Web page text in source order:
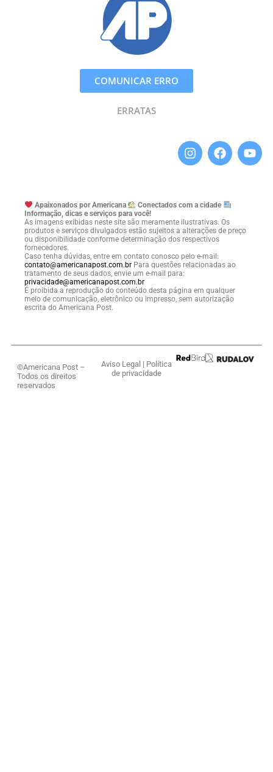
COMUNICAR ERRO
ERRATAS
Apaixonados por Americana
Conectados com a cidade
Informação, dicas e serviços para você!
As imagens exibidas neste site são meramente ilustrativas. Os
produtos e serviços divulgados estão sujeitos a alterações de preço
ou disponibilidade conforme determinação dos respectivos
fornecedores.
Caso tenha dúvidas, entre em contato conosco pelo e-mail:
contato@americanapost.com.br Para questões relacionadas ao
tratamento de seus dados, envie um e-mail para:
privacidade@americanapost.com.br
É proibida a reprodução do conteúdo desta página em qualquer
meio de comunicação, eletrônico ou impresso, sem autorização
escrita do Americana Post.
©Americana Post –
Todos os direitos
reservados
Aviso Legal | Política
de privacidade